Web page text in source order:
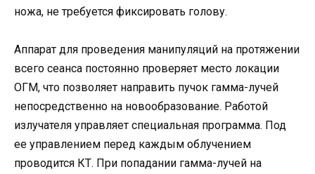
ножа, не требуется фиксировать голову.
Аппарат для проведения манипуляций на протяжении
всего сеанса постоянно проверяет место локации
ОГМ, что позволяет направить пучок гамма-лучей
непосредственно на новообразование. Работой
излучателя управляет специальная программа. Под
ее управлением перед каждым облучением
проводится КТ. При попадании гамма-лучей на